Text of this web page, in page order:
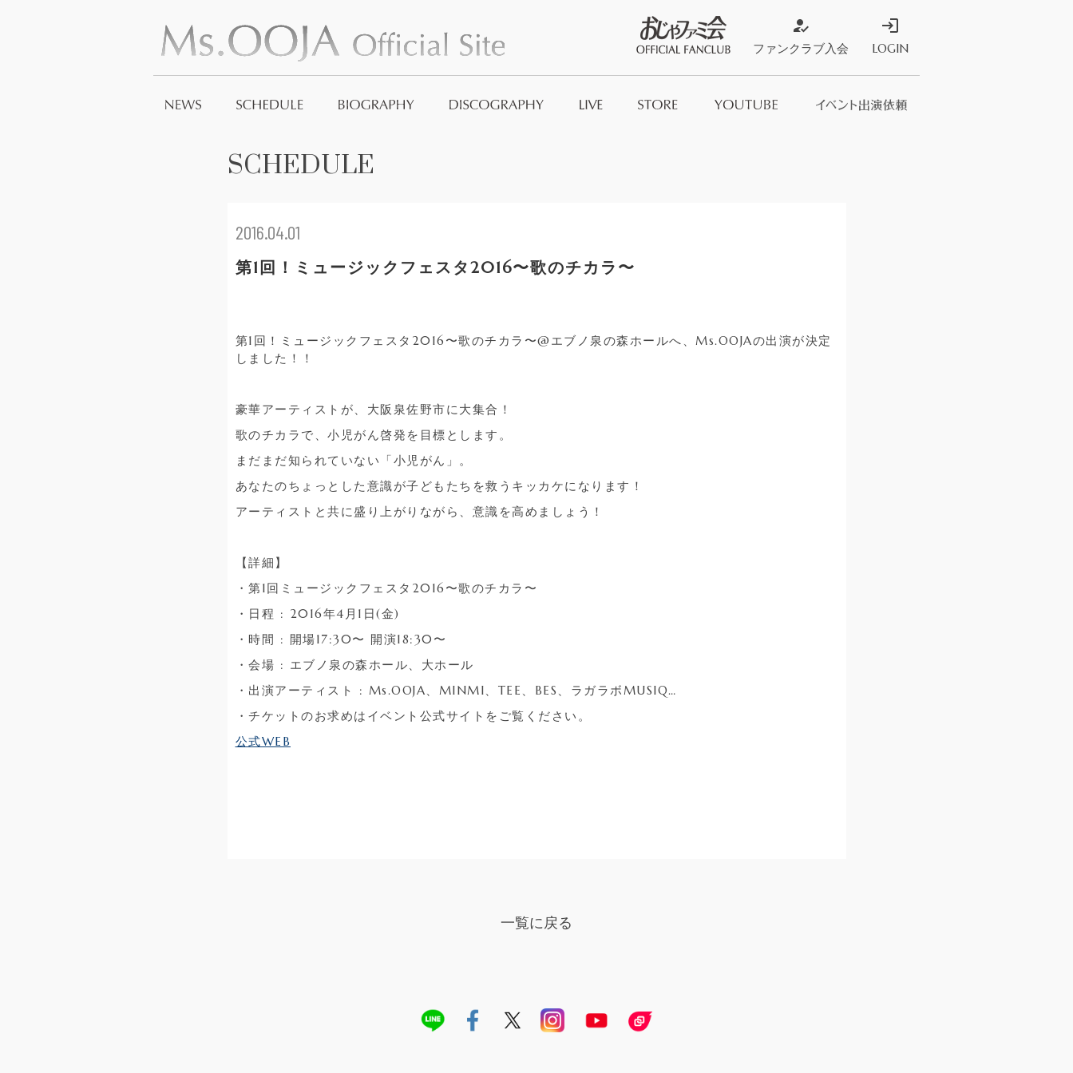
how_to_reg
ファンクラブ入会
login
LOGIN
SCHEDULE
2016.04.01
第1回！ミュージックフェスタ2016〜歌のチカラ〜
第1回！ミュージックフェスタ2016〜歌のチカラ〜@エブノ泉の森ホールへ、Ms.OOJAの出演が決定
しました！！
豪華アーティストが、大阪泉佐野市に大集合！
歌のチカラで、小児がん啓発を目標とします。
まだまだ知られていない「小児がん」。
あなたのちょっとした意識が子どもたちを救うキッカケになります！
アーティストと共に盛り上がりながら、意識を高めましょう！
【詳細】
・第1回ミュージックフェスタ2016〜歌のチカラ〜
・日程 : 2016年4月1日(金)
・時間 : 開場17:30〜 開演18:30〜
・会場 : エブノ泉の森ホール、大ホール
・出演アーティスト : Ms.OOJA、MINMI、TEE、BES、ラガラボMUSIQ…
・チケットのお求めはイベント公式サイトをご覧ください。
公式WEB
一覧に戻る